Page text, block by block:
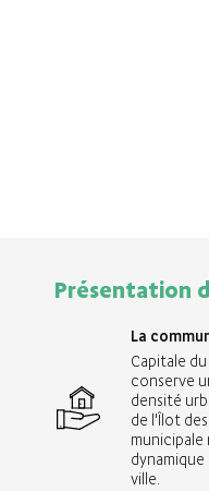
Présentation
La
Capitale
conserve
densité
de l'Îlot
ville.